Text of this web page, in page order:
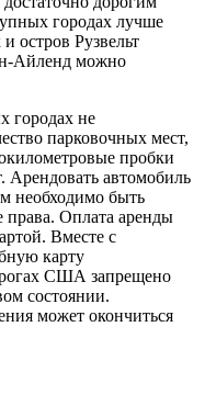
городах лучше
остров Рузвельт
Айленд можно
городах не
парковочных мест,
пробки
Арендовать автомобиль
необходимо быть
права. Оплата аренды
Вместе с
карту
США запрещено
состоянии.
может окончиться